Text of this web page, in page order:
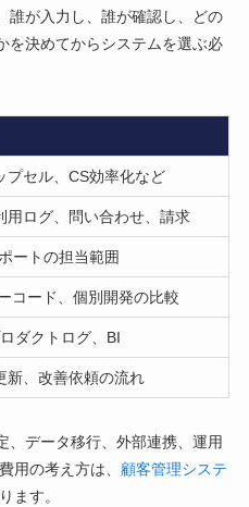
誰が入力し、誰が確認し、どの
を決めてからシステムを選ぶ必
プセル、CS効率化など
用ログ、問い合わせ、請求
ートの担当範囲
コード、個別開発の比較
ダクトログ、BI
新、改善依頼の流れ
、データ移行、外部連携、運用
用の考え方は、 顧客管理システ
ます。